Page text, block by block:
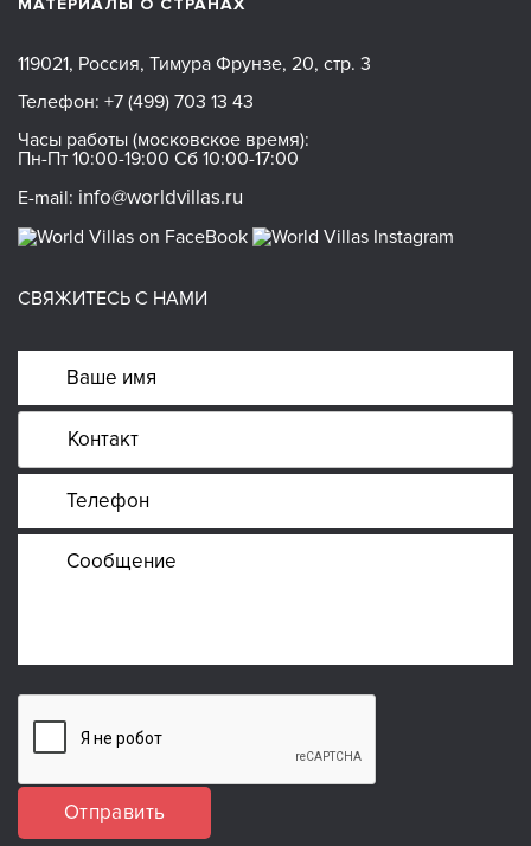
119021, Россия, Тимура Фрунзе, 20, стр. 3
Телефон: +7 (499) 703 13 43
Часы работы (московское время):
Пн-Пт 10:00-19:00 Сб 10:00-17:00
E-mail: info@worldvillas.ru
СВЯЖИТЕСЬ С НАМИ
Отправить